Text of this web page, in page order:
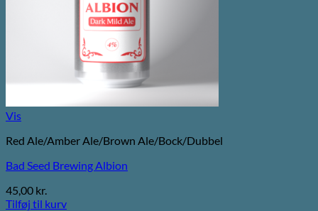
Vis
Red Ale/Amber Ale/Brown Ale/Bock/Dubbel
Bad Seed Brewing Albion
45,00 kr.
Tilføj til kurv